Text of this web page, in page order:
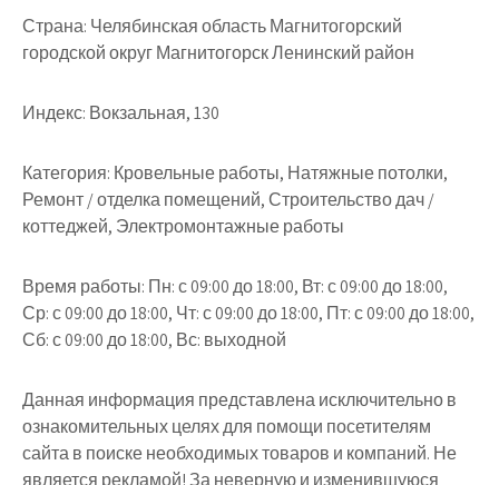
Страна: Челябинская область Магнитогорский
городской округ Магнитогорск Ленинский район
Индекс: Вокзальная, 130
Категория: Кровельные работы, Натяжные потолки,
Ремонт / отделка помещений, Строительство дач /
коттеджей, Электромонтажные работы
Время работы: Пн: с 09:00 до 18:00, Вт: с 09:00 до 18:00,
Ср: с 09:00 до 18:00, Чт: с 09:00 до 18:00, Пт: с 09:00 до 18:00,
Сб: с 09:00 до 18:00, Вс: выходной
Данная информация представлена исключительно в
ознакомительных целях для помощи посетителям
сайта в поиске необходимых товаров и компаний. Не
является рекламой! За неверную и изменившуюся